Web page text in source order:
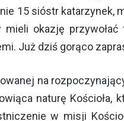
15 sióstr katarzynek,
okazję
Już dziś gorąco
na
naturę
w misji